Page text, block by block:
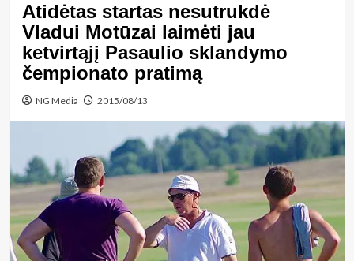
Atidėtas startas nesutrukdė
Vladui Motūzai laimėti jau
ketvirtąjį Pasaulio sklandymo
čempionato pratimą
NG Media 2015/08/13